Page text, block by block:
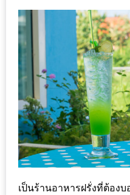
ความ
ตัว
ประกาศ
ผล
ผู้
โชค
ดี
กับ
เป็นร้านอาหารฝรั่งที่ต้อง